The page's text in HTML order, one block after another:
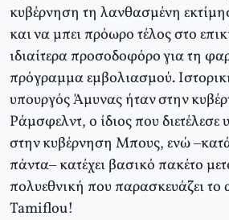
κυβέρνηση τη λανθασμένη
και να μπει πρόωρο τέλος στο
ιδιαίτερα προσοδοφόρο για τη
πρόγραμμα εμβολιασμού.
υπουργός Άμυνας ήταν στην
Ράμσφελντ, ο ίδιος που
στην κυβέρνηση Μπους, ενώ
πάντα– κατέχει βασικό πακέτο
πολυεθνική που παρασκευάζει το
Tamiflou!